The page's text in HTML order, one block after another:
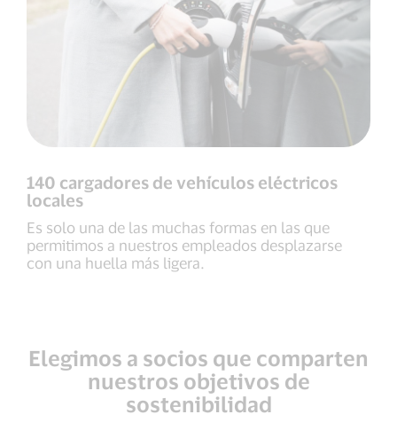
140 cargadores de vehículos eléctricos
locales
Es solo una de las muchas formas en las que
permitimos a nuestros empleados desplazarse
con una huella más ligera.
Elegimos a socios que comparten
nuestros objetivos de
sostenibilidad